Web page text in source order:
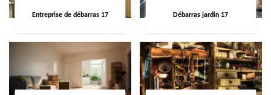
Entreprise de débarras 17 Débarras jardin 17